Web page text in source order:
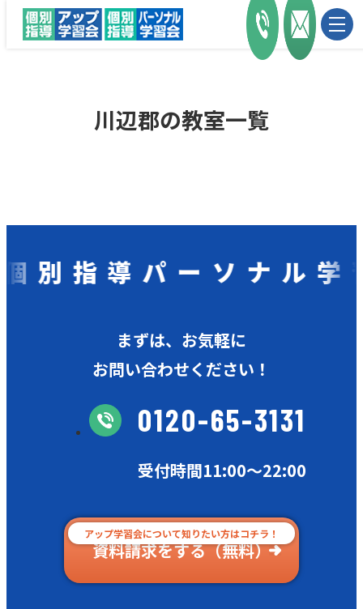
川辺郡の教室一覧
指導パーソナル学習
まずは、お気軽に
お問い合わせください！
0120-65-3131
受付時間11:00〜22:00
アップ学習会について知りたい方はコチラ！
資料請求をする（無料）